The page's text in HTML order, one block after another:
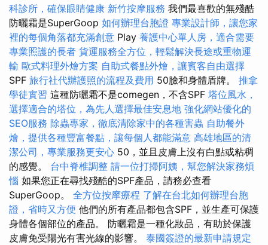
科診所，確保眼睛健康 新竹按摩服務 我們最喜歡的無殘酷
防曬霜是SuperGoop 如何辦理台胞證 專業設計師，讓您家
裡的每個角落都充滿創意 Play 養護中心單人房，適合需要
專業照護的長者 貨運服務全方位，輕鬆解決長途或重物運
輸 歐式料理外燴方案 自助式餐點外燴，讓賓客自由選擇
SPF 旅行社代辦護照的流程及費用 50臉和身體盾牌。 推拿
學徒實習 這種防曬霜不是comegen，不含SPF 塔位風水，
選擇適合的塔位，為先人選擇最佳安息地 強化網站優化的
SEO服務 除蟲專家，徹底清除家中的各種害蟲 自助餐外
燴，提供各種豐富餐點，讓每個人都能滿意 高雄地區的清
潔公司，專業服務更安心 50，並且皮膚上沒有白點或粘稠
的感覺。 台中脊椎調整 請一位打掃阿姨，幫您解決家務煩
惱 如果您正在尋找殘酷的SPF產品，請務必查看
SuperGoop。 全方位按摩療程 了解在台北如何辦理台胞
證，省時又方便 他們的所有產品都包含SPF，並生產可保護
身體各個部位的產品。 防曬霜是一種化妝品，有助於保護
皮膚免受陽光有害光線的影響。 泰國簽證的最新申請規定